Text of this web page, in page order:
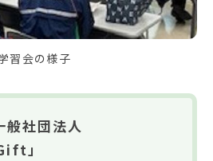
習会の様子
社団法人
」